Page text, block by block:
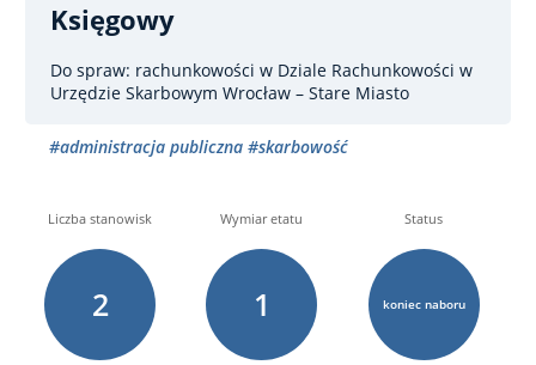
Księgowy
Do spraw: rachunkowości w Dziale Rachunkowości w
Urzędzie Skarbowym Wrocław – Stare Miasto
#administracja publiczna #skarbowość
Liczba stanowisk
2
Wymiar etatu
1
Status
koniec naboru